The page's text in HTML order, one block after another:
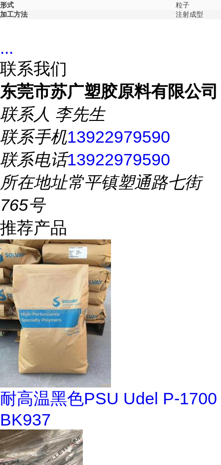
形式
粒子
加工方法
注射成型
...
联系我们
东莞市苏广塑胶原料有限公司
联系人 李先生
联系手机13922979590
联系电话13922979590
所在地址常平镇塑通路七街
765号
推荐产品
耐高温黑色PSU Udel P-1700
BK937